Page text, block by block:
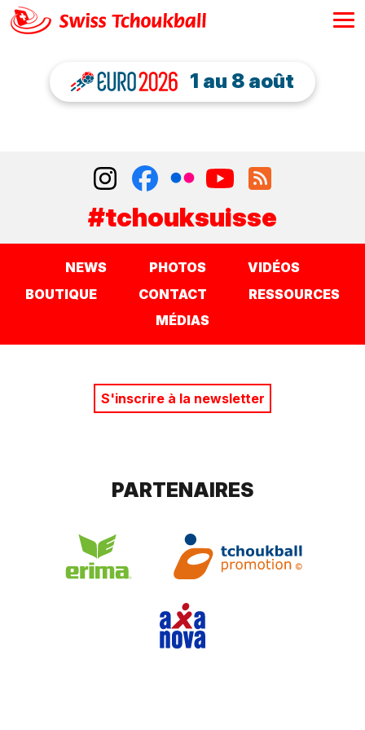
1 au 8 août
#tchouksuisse
NEWS PHOTOS
VIDÉOS
BOUTIQUE
CONTACT
RESSOURCES
MÉDIAS
S'inscrire à la newsletter
PARTENAIRES